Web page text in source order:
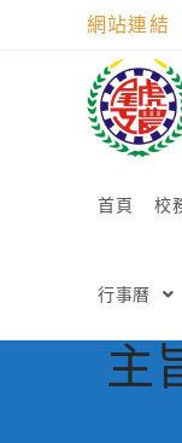
網站連結
首頁 校
行事曆
主